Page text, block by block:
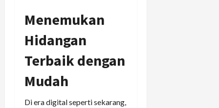
Menemukan
Hidangan
Terbaik dengan
Mudah
Di era digital seperti sekarang,